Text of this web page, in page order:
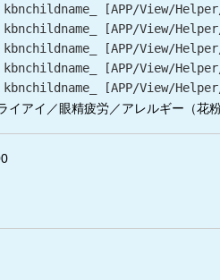
[APP/View/
[APP/View/
[APP/View/
[APP/View/
[APP/View/
イアイ／眼精疲労／アレルギー（花